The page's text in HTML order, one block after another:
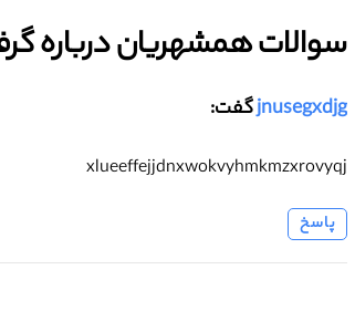
سوالات همشهریان درباره
jnusegxdjgگفت:
xlueeffejjdnxwokvyhmkmzxrovyqj
پاسخ